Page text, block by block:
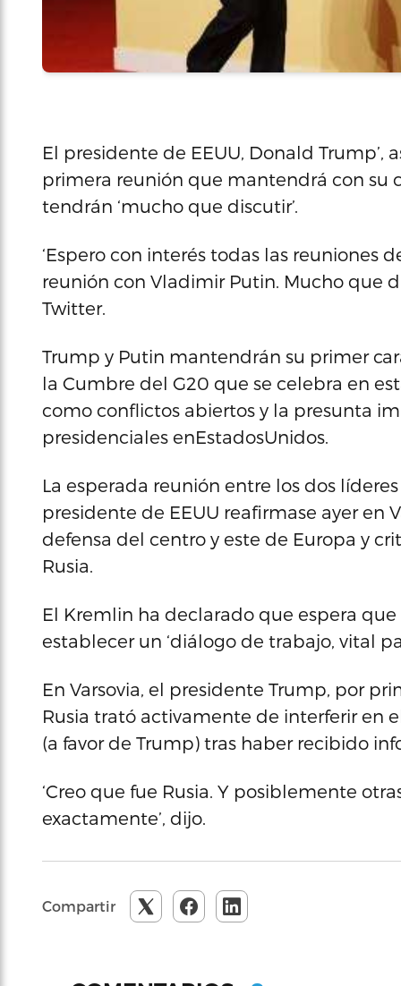
El presidente de EEUU, Donald Trump’,
primera reunión que mantendrá con su
tendrán ‘mucho que discutir’.
‘Espero con interés todas las reuniones
reunión con Vladimir Putin. Mucho que
Twitter.
Trump y Putin mantendrán su primer
la Cumbre del G20 que se celebra en
como conflictos abiertos y la presunta
presidenciales enEstadosUnidos.
La esperada reunión entre los dos
presidente de EEUU reafirmase ayer en
defensa del centro y este de Europa y
Rusia.
El Kremlin ha declarado que espera
establecer un ‘diálogo de trabajo, vital
En Varsovia, el presidente Trump, por
Rusia trató activamente de interferir en
(a favor de Trump) tras haber recibido
‘Creo que fue Rusia. Y posiblemente
exactamente’, dijo.
Compartir